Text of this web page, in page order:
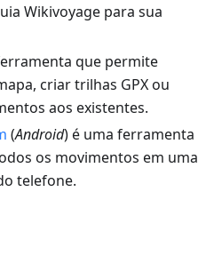
Wikivoyage para sua
que permite
criar trilhas GPX ou
aos existentes.
(Android) é uma ferramenta
os movimentos em uma
telefone.